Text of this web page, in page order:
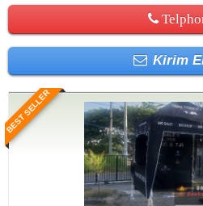
Kirim
BEST SELLER